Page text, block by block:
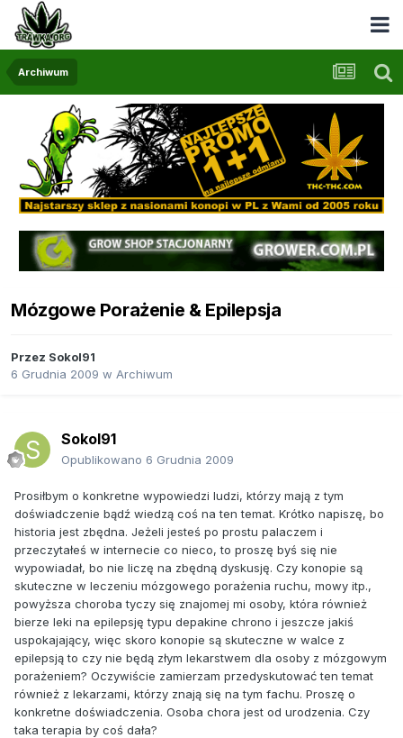
Archiwum
Mózgowe Porażenie & Epilepsja
Przez Sokol91
6 Grudnia 2009 w Archiwum
Sokol91
Opublikowano 6 Grudnia 2009
Prosiłbym o konkretne wypowiedzi ludzi, którzy mają z tym
doświadczenie bądź wiedzą coś na ten temat. Krótko napiszę, bo
historia jest zbędna. Jeżeli jesteś po prostu palaczem i
przeczytałeś w internecie co nieco, to proszę byś się nie
wypowiadał, bo nie liczę na zbędną dyskusję. Czy konopie są
skuteczne w leczeniu mózgowego porażenia ruchu, mowy itp.,
powyższa choroba tyczy się znajomej mi osoby, która również
bierze leki na epilepsję typu depakine chrono i jeszcze jakiś
uspokajający, więc skoro konopie są skuteczne w walce z
epilepsją to czy nie będą złym lekarstwem dla osoby z mózgowym
porażeniem? Oczywiście zamierzam przedyskutować ten temat
również z lekarzami, którzy znają się na tym fachu. Proszę o
konkretne doświadczenia. Osoba chora jest od urodzenia. Czy
taka terapia by coś dała?